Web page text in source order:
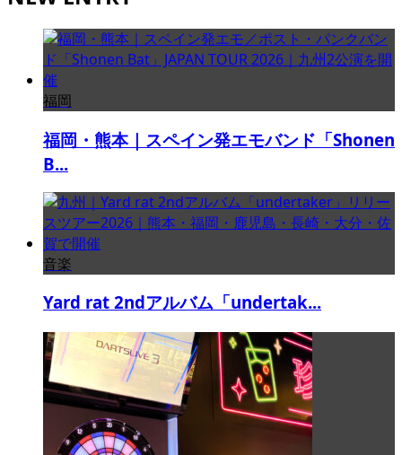
福岡
福岡・熊本｜スペイン発エモバンド「Shonen
B...
音楽
Yard rat 2ndアルバム「undertak...